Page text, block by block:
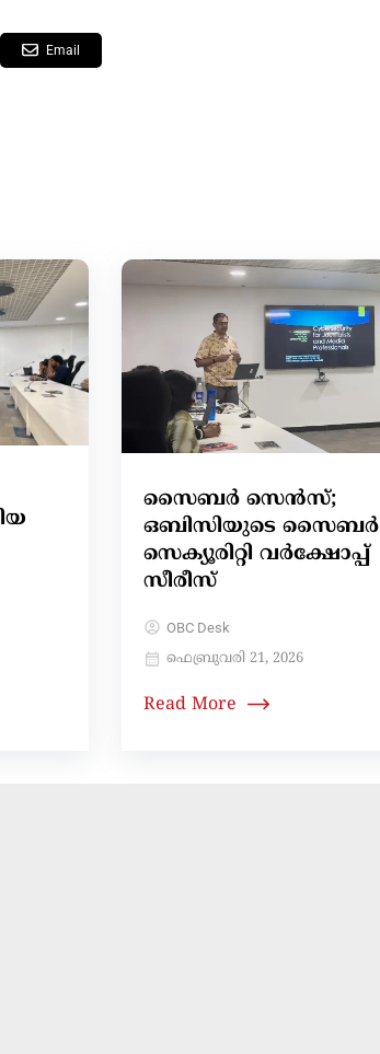
Email
സൈബർ സെൻസ്;
ഒബിസിയുടെ സൈബർ
സെക്യൂരിറ്റി വർക്ഷോപ്പ്
സീരീസ്
OBC Desk
ഫെബ്രുവരി 21, 2026
Read More